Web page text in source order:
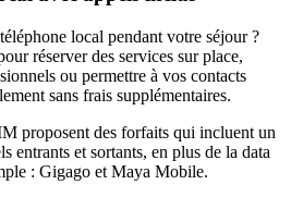
local pendant votre séjour ?
réserver des services sur place,
ou permettre à vos contacts
sans frais supplémentaires.
proposent des forfaits qui incluent un
entrants et sortants, en plus de la data
: Gigago et Maya Mobile.